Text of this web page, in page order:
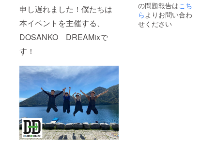
申し遅れました！僕たちは
本イベントを主催する、
DOSANKO DREAMixで
す！
能で
す！ ※
応募者
数と希
の問題報告はこち
らよりお問い合わ
せください